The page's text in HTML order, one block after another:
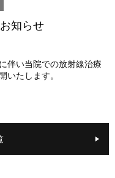
知らせ
伴い当院での放射線治療
いたします。